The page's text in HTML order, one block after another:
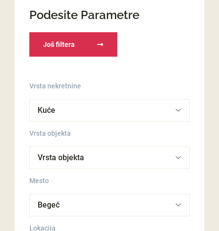
Podesite Parametre
Još filtera
Vrsta nekretnine
Vrsta objekta
Mesto
Lokacija